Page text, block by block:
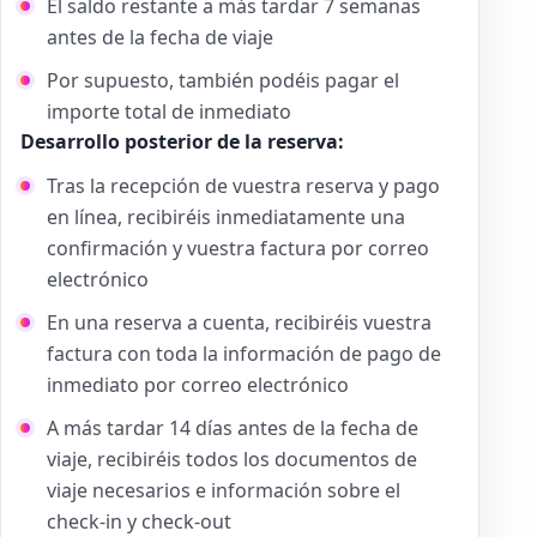
El saldo restante a más tardar 7 semanas
antes de la fecha de viaje
Por supuesto, también podéis pagar el
importe total de inmediato
Desarrollo posterior de la reserva:
Tras la recepción de vuestra reserva y pago
en línea, recibiréis inmediatamente una
confirmación y vuestra factura por correo
electrónico
En una reserva a cuenta, recibiréis vuestra
factura con toda la información de pago de
inmediato por correo electrónico
A más tardar 14 días antes de la fecha de
viaje, recibiréis todos los documentos de
viaje necesarios e información sobre el
check-in y check-out